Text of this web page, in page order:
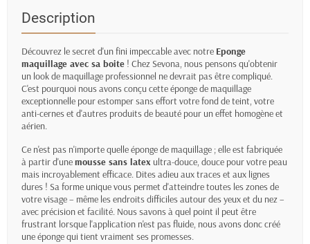
Description
Découvrez le secret d'un fini impeccable avec notre Eponge
maquillage avec sa boite ! Chez Sevona, nous pensons qu'obtenir
un look de maquillage professionnel ne devrait pas être compliqué.
C'est pourquoi nous avons conçu cette éponge de maquillage
exceptionnelle pour estomper sans effort votre fond de teint, votre
anti-cernes et d'autres produits de beauté pour un effet homogène et
aérien.
Ce n'est pas n'importe quelle éponge de maquillage ; elle est fabriquée
à partir d'unemousse sans latex ultra-douce, douce pour votre peau
mais incroyablement efficace. Dites adieu aux traces et aux lignes
dures ! Sa forme unique vous permet d'atteindre toutes les zones de
votre visage – même les endroits difficiles autour des yeux et du nez –
avec précision et facilité. Nous savons à quel point il peut être
frustrant lorsque l'application n'est pas fluide, nous avons donc créé
une éponge qui tient vraiment ses promesses.